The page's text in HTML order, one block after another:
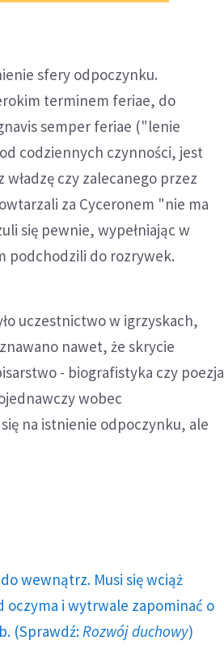
sfery odpoczynku.
terminem feriae, do
semper feriae ("lenie
codziennych czynności, jest
czy zalecanego przez
za Cyceronem "nie ma
się pewnie, wypełniając w
podchodzili do rozrywek.
uczestnictwo w igrzyskach,
nawet, że skrycie
- biografistyka czy poezja
wobec
na istnienie odpoczynku, ale
wewnątrz. Musi się wciąż
oczyma i wytrwale zapominać o
(Sprawdź: Rozwój duchowy)